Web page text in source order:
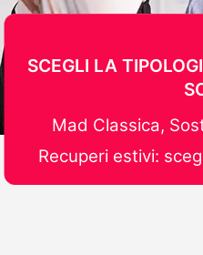
SCEGLI LA
Mad Classica,
Recuperi estivi: